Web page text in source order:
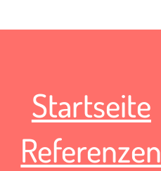
Startseite
Referenzen